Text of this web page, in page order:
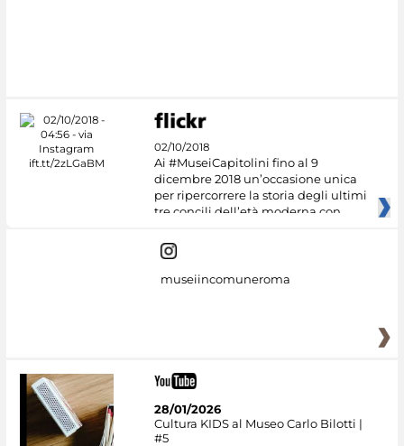
02/10/2018
Ai #MuseiCapitolini fino al 9
dicembre 2018 un’occasione unica
per ripercorrere la storia degli ultimi
tre concili dell’età moderna con
museiincomuneroma
28/01/2026
Cultura KIDS al Museo Carlo Bilotti |
#5